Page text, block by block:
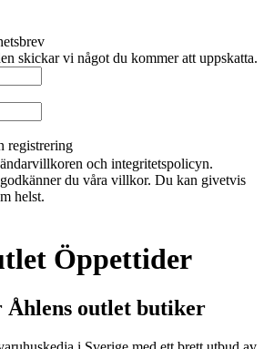
skickar vi något du kommer att uppskatta.
registrering
och integritetspolicyn.
du våra villkor. Du kan givetvis
helst.
Öppettider
Åhlens outlet butiker